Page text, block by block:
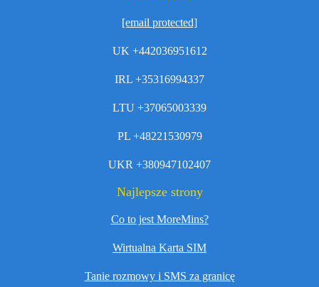
[email protected]
UK +442036951612
IRL +35316994337
LTU +37065003339
PL +48221530979
UKR +380947102407
Najlepsze strony
Co to jest MoreMins?
Wirtualna Karta SIM
Tanie rozmowy i SMS za granicę